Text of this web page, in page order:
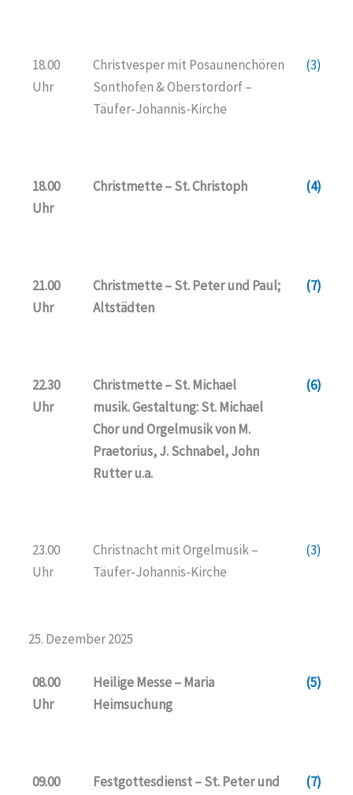
18.00
Uhr
Christvesper mit Posaunenchören
Sonthofen & Oberstordorf –
Täufer-Johannis-Kirche
(3)
18.00
Uhr
Christmette – St. Christoph (4)
21.00
Uhr
Christmette – St. Peter und Paul;
Altstädten
(7)
22.30
Uhr
Christmette – St. Michael
musik. Gestaltung: St. Michael
Chor und Orgelmusik von M.
Praetorius, J. Schnabel, John
Rutter u.a.
(6)
23.00
Uhr
Christnacht mit Orgelmusik –
Täufer-Johannis-Kirche
(3)
25. Dezember 2025
08.00
Uhr
Heilige Messe – Maria
Heimsuchung
(5)
09.00
Festgottesdienst – St. Peter und
(7)